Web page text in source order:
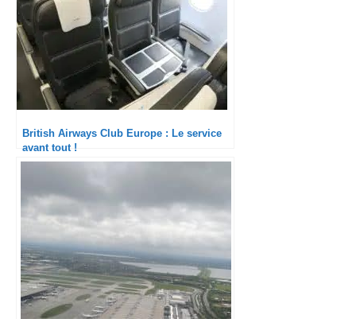
British Airways Club Europe : Le service
avant tout !